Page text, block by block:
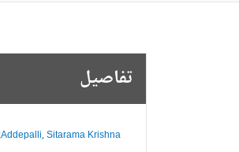
تفاصيل
Addepalli, Sitarama Krishna;